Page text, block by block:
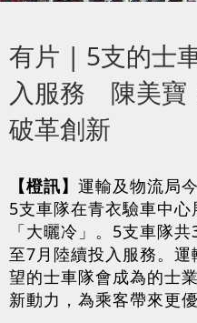
有片 | 5支的士
入服務 陳美寶
破革創新
【橙訊】 運輸及物流局
5支車隊在青衣驗車中
「大曬冷」。5支車隊
至7月陸續投入服務。
望的士車隊會成為的士
新動力，為乘客帶來更